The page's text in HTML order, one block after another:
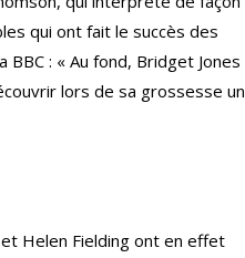
qui ont fait le succès des
: « Au fond, Bridget Jones
lors de sa grossesse un
Helen Fielding ont en effet